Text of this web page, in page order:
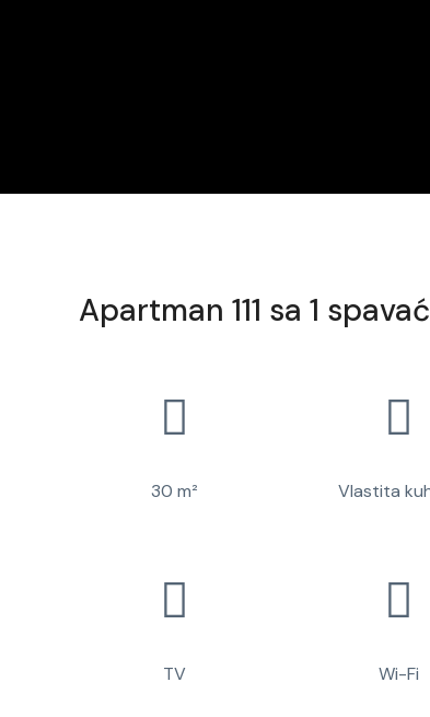
Apartman 111 sa 1
30 m² Vlastita
TV Wi-Fi